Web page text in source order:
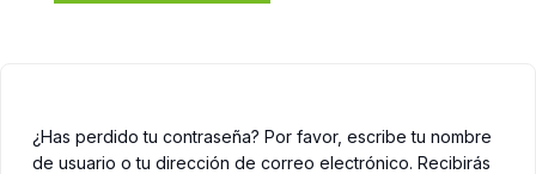
¿Has perdido tu contraseña? Por favor, escribe tu nombre
de usuario o tu dirección de correo electrónico. Recibirás